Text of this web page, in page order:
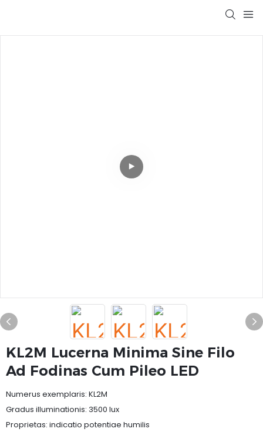
KL2M Lucerna Minima Sine Filo
Ad Fodinas Cum Pileo LED
Numerus exemplaris: KL2M
Gradus illuminationis: 3500 lux
Proprietas: indicatio potentiae humilis